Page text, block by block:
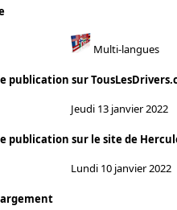
Multi-langues
publication sur
Jeudi 13 janvier 2022
publication sur le site de
Lundi 10 janvier 2022